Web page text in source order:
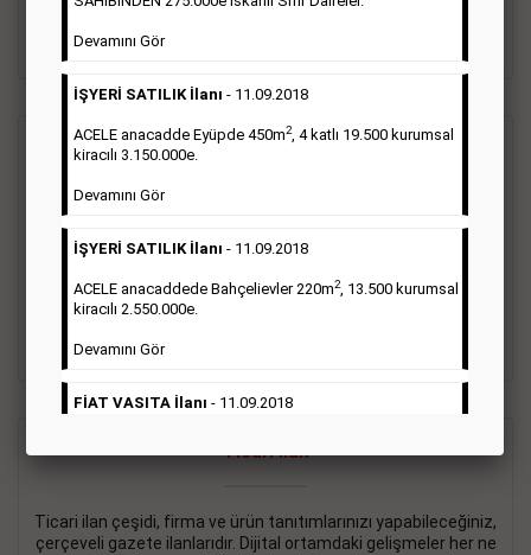
Detaylı Bilgi & İlan Örnekleri
Vasıta İlanı
Sarı sayfa ilanlar alım- satım, duyuru, mini reklam şeklinde
ifade edilebilen ilanlardır. Gazetelerin tirajını önemli ölçüde
etkilerler ve gazete gelirlerinin de önemli bir bölümünü
oluştururlar.Sabah sarı sayfa eleman ilanlarında 6 kelime
sayısı şartı aranmamaktadır.
Detaylı Bilgi & İlan Örnekleri
Ticari İlan
Ticari ilan çeşidi, firma ve ürün tanıtımlarınızı yapabileceğiniz,
çerçeveli gazete ilanlarıdır. Dijital ortamdaki gelişmeler her ne
Devamını Gör
İŞYERİ SATILIK İlanı - 11.09.2018
ACELE anacadde Eyüpde 450m2, 4 katlı 19.500 kurumsal
kiracılı 3.150.000e.
Devamını Gör
İŞYERİ SATILIK İlanı - 11.09.2018
ACELE anacaddede Bahçelievler 220m2, 13.500 kurumsal
kiracılı 2.550.000e.
Devamını Gör
FİAT VASITA İlanı - 11.09.2018
2.800.000e kurumsal mağaza.